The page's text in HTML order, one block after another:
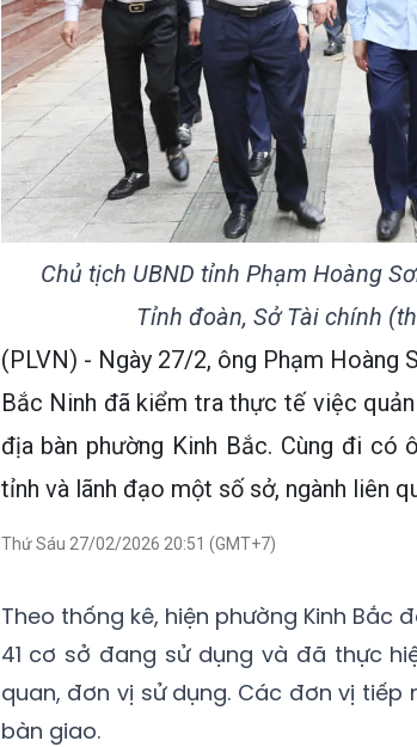
Chủ tịch UBND tỉnh Phạm Hoàng
Tỉnh đoàn, Sở Tài chính
(PLVN) - Ngày 27/2, ông Phạm Hoàng
Bắc Ninh đã kiểm tra thực tế việc
địa bàn phường Kinh Bắc. Cùng đi có
tỉnh và lãnh đạo một số sở, ngành liên
Thứ Sáu 27/02/2026 20:51 (GMT+7)
Theo thống kê, hiện phường Kinh Bắc
41 cơ sở đang sử dụng và đã thực
quan, đơn vị sử dụng. Các đơn vị
bàn giao.